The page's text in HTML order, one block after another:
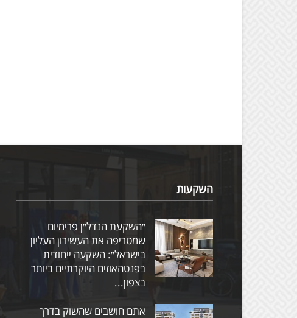
השקעות
״השקעת הנדל״ן פרימיום
שמטריפה את העשירון העליון
בישראל״: השקעה ייחודית
בפנטהאוזים היוקרתיים ביותר
בצפון...
אתם חושבים שהשוק בדרך